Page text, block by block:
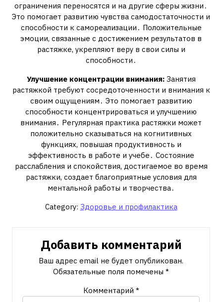
ограничения переносятся и на другие сферы жизни․
Это помогает развитию чувства самодостаточности и
способности к самореализации․ Положительные
эмоции, связанные с достижением результатов в
растяжке, укрепляют веру в свои силы и
способности․
Улучшение концентрации внимания:Занятия
растяжкой требуют сосредоточенности и внимания к
своим ощущениям․ Это помогает развитию
способности концентрироваться и улучшению
внимания․ Регулярная практика растяжки может
положительно сказываться на когнитивных
функциях, повышая продуктивность и
эффективность в работе и учебе․ Состояние
расслабления и спокойствия, достигаемое во время
растяжки, создает благоприятные условия для
ментальной работы и творчества․
Category: Здоровье и профилактика
Добавить комментарий
Ваш адрес email не будет опубликован.
Обязательные поля помечены *
Комментарий *